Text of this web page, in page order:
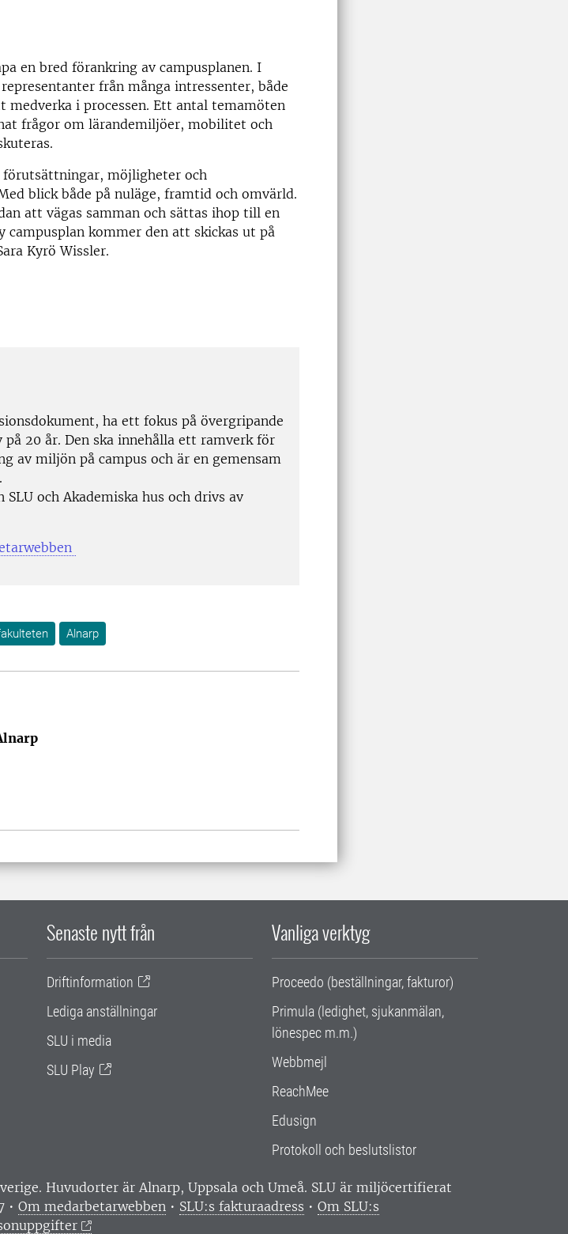
en bred förankring av campusplanen. I
från många intressenter, både
i processen. Ett antal temamöten
frågor om lärandemiljöer, mobilitet och
möjligheter och
blick både på nuläge, framtid och omvärld.
att vägas samman och sättas ihop till en
kommer den att skickas ut på
Kyrö Wissler.
ha ett fokus på övergripande
20 år. Den ska innehålla ett ramverk för
av miljön på campus och är en gemensam
och Akademiska hus och drivs av
Alnarp
Senaste nytt från
Driftinformation
Lediga anställningar
SLU i media
SLU Play
Vanliga verktyg
Proceedo (beställningar, fakturor)
Primula (ledighet, sjukanmälan,
lönespec m.m.)
Webbmejl
ReachMee
Edusign
Protokoll och beslutslistor
Huvudorter är Alnarp, Uppsala och Umeå. SLU är miljöcertifierat
• Om medarbetarwebben • SLU:s fakturaadress • Om SLU:s